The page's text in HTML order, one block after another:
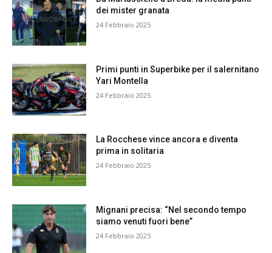
dei mister granata
24 Febbraio 2025
Primi punti in Superbike per il salernitano
Yari Montella
24 Febbraio 2025
La Rocchese vince ancora e diventa
prima in solitaria
24 Febbraio 2025
Mignani precisa: “Nel secondo tempo
siamo venuti fuori bene”
24 Febbraio 2025